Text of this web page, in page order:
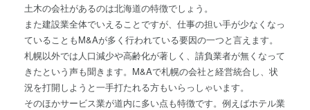
土木の会社があるのは北海道の特徴でしょう。
また建設業全体でいえることですが、仕事の担い手が少なくなっ
ていることもM&Aが多く行われている要因の一つと言えます。
札幌以外では人口減少や高齢化が著しく、請負業者が無くなって
きたという声も聞きます。M&Aで札幌の会社と経営統合し、状
況を打開しようと一手打たれる方もいらっしゃいます。
そのほかサービス業が道内に多い点も特徴です。例えばホテル業